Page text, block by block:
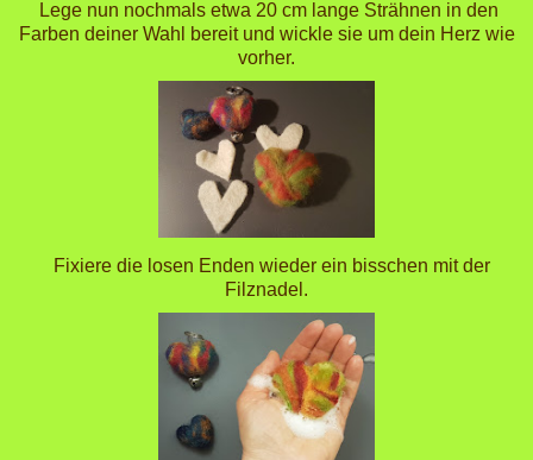
Lege nun nochmals etwa 20 cm lange Strähnen in den
Farben deiner Wahl bereit und wickle sie um dein Herz wie
vorher.
Fixiere die losen Enden wieder ein bisschen mit der
Filznadel.